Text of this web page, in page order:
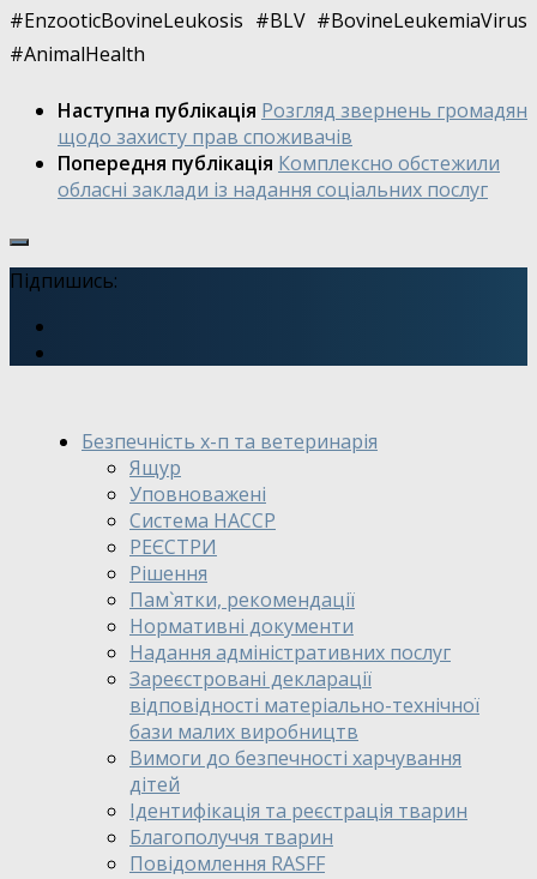
#EnzooticBovineLeukosis #BLV #BovineLeukemiaVirus
#AnimalHealth
Наступна публікація Розгляд звернень громадян
щодо захисту прав споживачів
Попередня публікація Комплексно обстежили
обласні заклади із надання соціальних послуг
Підпишись:
Безпечність х-п та ветеринарія
Ящур
Уповноважені
Система HACCP
РЕЄСТРИ
Рішення
Пам`ятки, рекомендації
Нормативні документи
Надання адміністративних послуг
Зареєстровані декларації
відповідності матеріально-технічної
бази малих виробництв
Вимоги до безпечності харчування
дітей
Ідентифікація та реєстрація тварин
Благополуччя тварин
Повідомлення RASFF